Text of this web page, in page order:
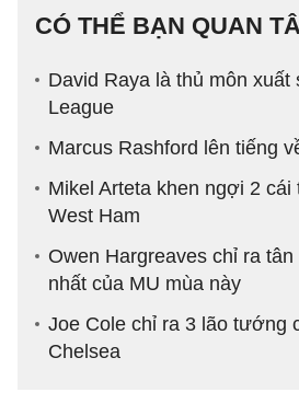
CÓ THỂ BẠN QUAN
David Raya là thủ môn xuất
League
Marcus Rashford lên tiếng
Mikel Arteta khen ngợi 2 cái
West Ham
Owen Hargreaves chỉ ra
nhất của MU mùa này
Joe Cole chỉ ra 3 lão tướng
Chelsea